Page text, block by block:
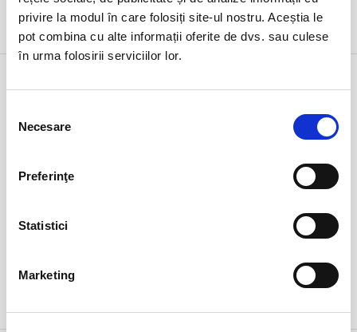
privire la modul în care folosiți site-ul nostru. Aceștia le
pot combina cu alte informații oferite de dvs. sau culese
în urma folosirii serviciilor lor.
consimțământului
Necesare
Preferinţe
Statistici
Marketing
DETALII